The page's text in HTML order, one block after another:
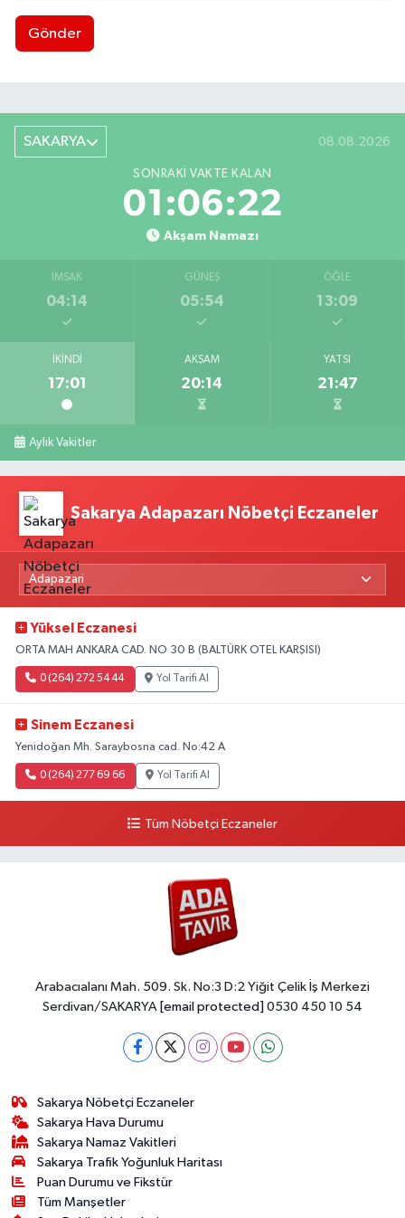
Gönder
SAKARYA 08.08.2026
SONRAKI VAKTE KALAN
01:06:21
Akşam Namazı
İMSAK
04:14
GÜNEŞ
05:54
ÖĞLE
13:09
İKINDI
17:01
AKŞAM
20:14
YATSI
21:47
Aylık Vakitler
Sakarya Adapazarı Nöbetçi Eczaneler
Yüksel Eczanesi
ORTA MAH ANKARA CAD. NO 30 B (BALTÜRK OTEL KARŞISI)
0 (264) 272 54 44 Yol Tarifi Al
Sinem Eczanesi
Yenidoğan Mh. Saraybosna cad. No:42 A
0 (264) 277 69 66 Yol Tarifi Al
Tüm Nöbetçi Eczaneler
Arabacıalanı Mah. 509. Sk. No:3 D:2 Yiğit Çelik İş Merkezi
Serdivan/SAKARYA [email protected] 0530 450 10 54
Sakarya Nöbetçi Eczaneler
Sakarya Hava Durumu
Sakarya Namaz Vakitleri
Sakarya Trafik Yoğunluk Haritası
Puan Durumu ve Fikstür
Tüm Manşetler